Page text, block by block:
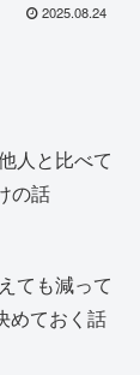
2025.08.24
人と比べて
の話
ても減って
めておく話